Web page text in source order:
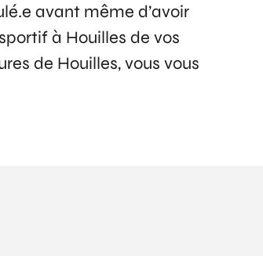
avant même d’avoir
à Houilles de vos
de Houilles, vous vous